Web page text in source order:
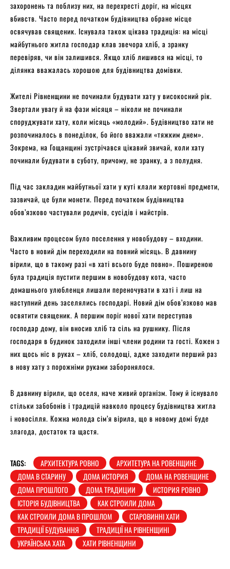
захоронень та поблизу них, на перехресті доріг, на місцях
вбивств. Часто перед початком будівництва обране місце
освячував священик. Існувала також цікава традиція: на місці
майбутнього житла господар клав звечора хліб, а зранку
перевіряв, чи він залишився. Якщо хліб лишився на місці, то
ділянка вважалась хорошою для будівництва домівки.
Жителі Рівненщини не починали будувати хату у високосний рік.
Звертали увагу й на фази місяця – ніколи не починали
споруджувати хату, коли місяць «молодий». Будівництво хати не
розпочиналось в понеділок, бо його вважали «тяжким днем».
Зокрема, на Гощанщині зустрічався цікавий звичай, коли хату
починали будувати в суботу, причому, не зранку, а з полудня.
Під час закладин майбутньої хати у куті клали жертовні предмети,
зазвичай, це були монети. Перед початком будівництва
обов’язково частували родичів, сусідів і майстрів.
Важливим процесом було поселення у новобудову – входини.
Часто в новий дім переходили на повний місяць. В давнину
вірили, що в такому разі «в хаті всього буде повно». Поширеною
була традиція пустити першим в новобудову кота, часто
домашнього улюбленця лишали переночувати в хаті і лиш на
наступний день заселялись господарі. Новий дім обов’язково мав
освятити священик. А першим поріг нової хати переступав
господар дому, він вносив хліб та сіль на рушнику. Після
господаря в будинок заходили інші члени родини та гості. Кожен з
них щось ніс в руках – хліб, солодощі, адже заходити перший раз
в нову хату з порожніми руками заборонялося.
В давнину вірили, що оселя, наче живий організм. Тому й існувало
стільки забобонів і традицій навколо процесу будівництва житла
і новосілля. Кожна молода сім’я вірила, що в новому домі буде
злагода, достаток та щастя.
TAGS: АРХИТЕКТУРА РОВНО
АРХИТЕТУРА НА РОВЕНЩИНЕ
ДОМА В СТАРИНУ
ДОМА ИСТОРИЯ
ДОМА НА РОВЕНЩИНЕ
ДОМА ПРОШЛОГО
ДОМА ТРАДИЦИИ
ИСТОРИЯ РОВНО
ІСТОРІЯ БУДІВНИЦТВА
КАК СТРОИЛИ ДОМА
КАК СТРОИЛИ ДОМА В ПРОШЛОМ
СТАРОВИННІ ХАТИ
ТРАДИЦІЇ БУДУВАННЯ
ТРАДИЦІЇ НА РІВНЕНЩИНІ
УКРАЇНСЬКА ХАТА
ХАТИ РІВНЕНЩИНИ